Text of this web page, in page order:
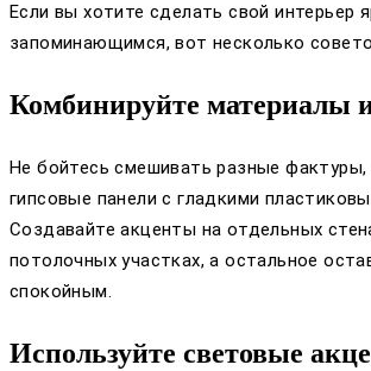
Если вы хотите сделать свой интерьер
запоминающимся, вот несколько
Комбинируйте материалы
Не бойтесь смешивать разные фактуры,
гипсовые панели с гладкими
Создавайте акценты на отдельных
потолочных участках, а остальное
спокойным.
Используйте световые